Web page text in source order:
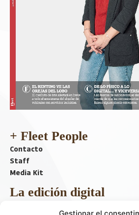
+ Fleet People
Contacto
Staff
Media Kit
La edición digital
Descargar último ejemplar